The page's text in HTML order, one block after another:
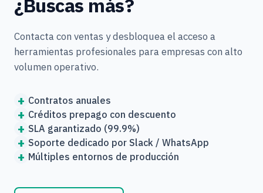
¿Buscas más?
Contacta con ventas y desbloquea el acceso a
herramientas profesionales para empresas con alto
volumen operativo.
+ Contratos anuales
+ Créditos prepago con descuento
+ SLA garantizado (99.9%)
+ Soporte dedicado por Slack / WhatsApp
+ Múltiples entornos de producción